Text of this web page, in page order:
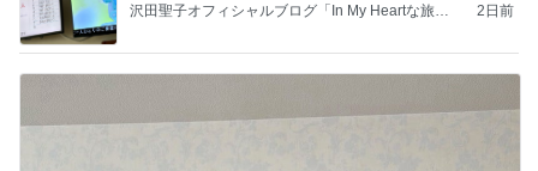
沢田聖子オフィシャルブログ「In My Heartな旅日
2日前